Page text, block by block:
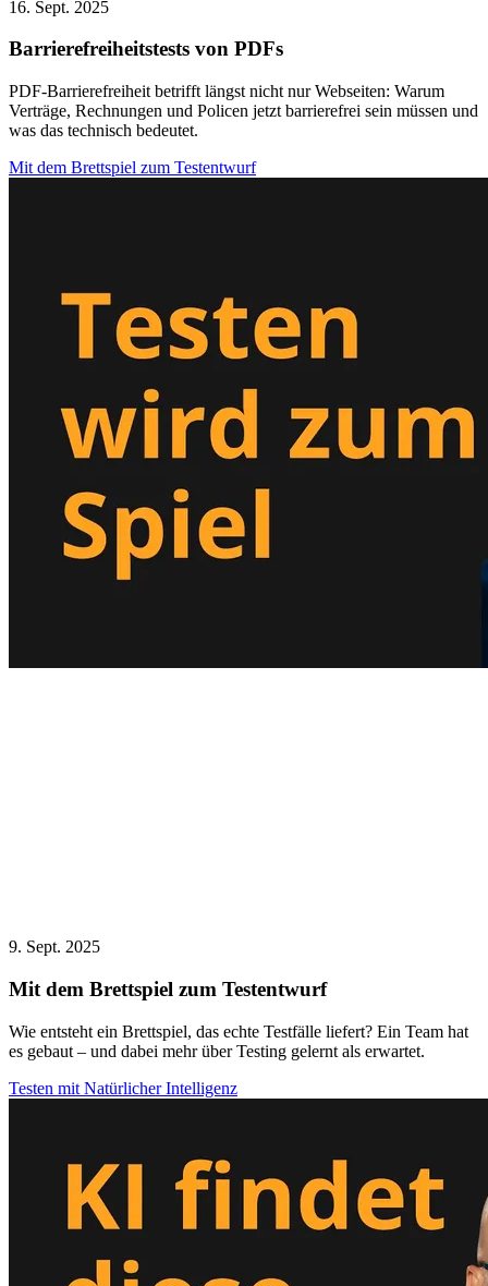
16. Sept. 2025
Barrierefreiheitstests von PDFs
PDF-Barrierefreiheit betrifft längst nicht nur Webseiten: Warum
Verträge, Rechnungen und Policen jetzt barrierefrei sein müssen und
was das technisch bedeutet.
Mit dem Brettspiel zum Testentwurf
9. Sept. 2025
Mit dem Brettspiel zum Testentwurf
Wie entsteht ein Brettspiel, das echte Testfälle liefert? Ein Team hat
es gebaut – und dabei mehr über Testing gelernt als erwartet.
Testen mit Natürlicher Intelligenz